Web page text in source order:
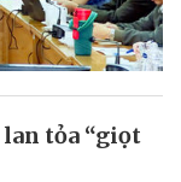
tỏa “giọt